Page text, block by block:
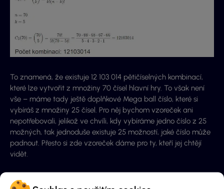
To znamená, že existuje 12 103 014 pětičíselných kombinací,
které lze vytvořit z množiny 70 čísel hlavní hry. To však není
vše – máme tady ještě doplňkové Mega ball číslo, které si
vybíráš z množiny 25 čísel. Pro něj bychom vzoreček ani
nepotřebovali, jelikož ve chvíli, kdy vybíráme jedno číslo z 25
možných, tak jednoduše existuje 25 možností, jaké číslo může
padnout. Přesto si zde vzoreček dáme pro ty, kteří jej chtějí
vidět.